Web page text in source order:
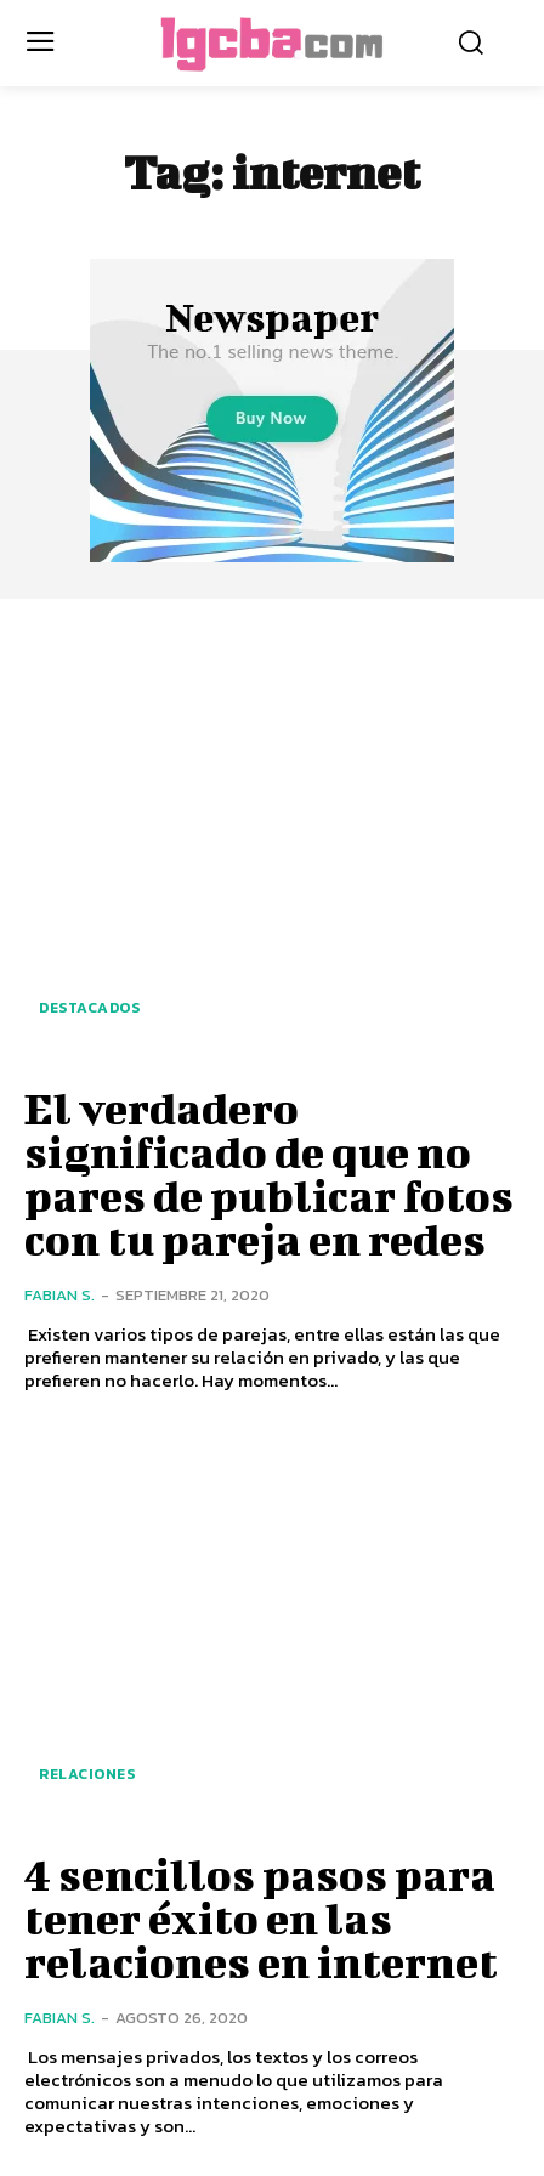
Tag:internet
DESTACADOS
El verdadero
significado de que no
pares de publicar fotos
con tu pareja en redes
FABIAN S. - SEPTIEMBRE 21, 2020
Existen varios tipos de parejas, entre ellas están las que
prefieren mantener su relación en privado, y las que
prefieren no hacerlo. Hay momentos...
RELACIONES
4 sencillos pasos para
tener éxito en las
relaciones en internet
FABIAN S. - AGOSTO 26, 2020
Los mensajes privados, los textos y los correos
electrónicos son a menudo lo que utilizamos para
comunicar nuestras intenciones, emociones y
expectativas y son...